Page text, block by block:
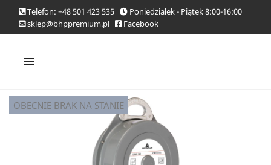
Telefon: +48 501 423 535
Poniedziałek - Piątek 8:00-16:00
sklep@bhppremium.pl
Facebook

OBECNIE BRAK NA STANIE